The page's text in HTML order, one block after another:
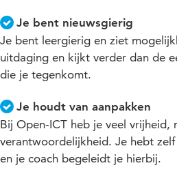
Je bent nieuwsgierig
Je bent leergierig en ziet
uitdaging en kijkt verder dan de
die je tegenkomt.
Je houdt van aanpakken
Bij Open-ICT heb je veel vrijheid,
verantwoordelijkheid. Je hebt
en je coach begeleidt je hierbij.